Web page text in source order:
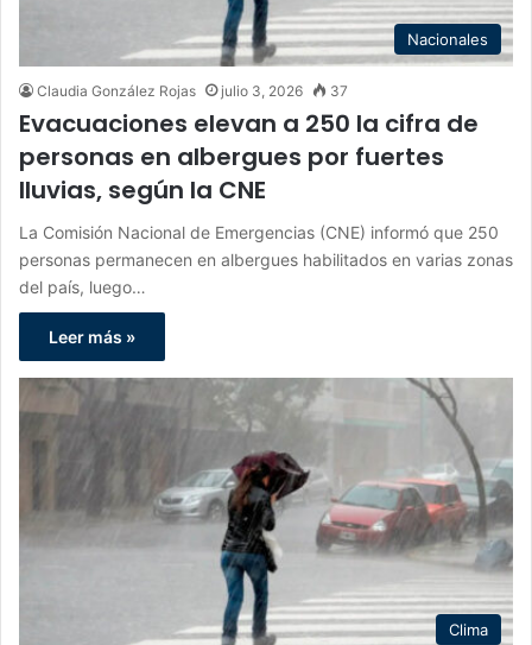
Nacionales
Claudia González Rojas julio 3, 2026 37
Evacuaciones elevan a 250 la cifra de
personas en albergues por fuertes
lluvias, según la CNE
La Comisión Nacional de Emergencias (CNE) informó que 250
personas permanecen en albergues habilitados en varias zonas
del país, luego…
Leer más »
Clima